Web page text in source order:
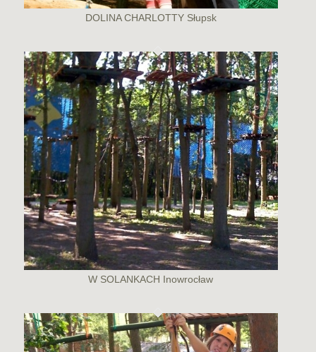
DOLINA CHARLOTTY Słupsk
W SOLANKACH Inowrocław